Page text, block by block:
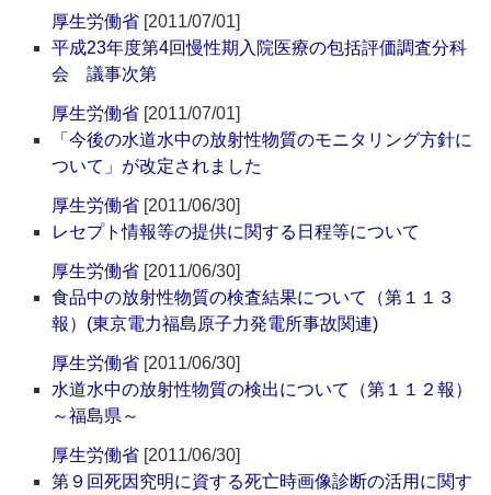
厚生労働省 [2011/07/01]
平成23年度第4回慢性期入院医療の包括評価調査分科
会 議事次第
厚生労働省 [2011/07/01]
「今後の水道水中の放射性物質のモニタリング方針に
ついて」が改定されました
厚生労働省 [2011/06/30]
レセプト情報等の提供に関する日程等について
厚生労働省 [2011/06/30]
食品中の放射性物質の検査結果について（第１１３
報）(東京電力福島原子力発電所事故関連)
厚生労働省 [2011/06/30]
水道水中の放射性物質の検出について（第１１２報）
～福島県～
厚生労働省 [2011/06/30]
第９回死因究明に資する死亡時画像診断の活用に関す